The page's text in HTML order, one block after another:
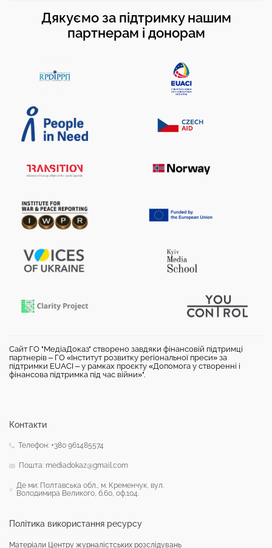
Дякуємо за підтримку нашим
партнерам і донорам
Сайт ГО "МедіаДоказ" створено завдяки фінансовій підтримці
партнерів – ГО «Інститут розвитку регіональної преси» за
підтримки EUACI – у рамках проєкту «Допомога у створенні і
фінансова підтримка під час війни»".
Політика використання ресурсу
Матеріали Центру журналістських розслідувань
Контакти
Телефон: +380 961485574
Пошта: mediadokaz@gmail.com
Де ми: Полтавська обл., м. Кременчук, вул.
Володимира Великого, б.60, оф.104.